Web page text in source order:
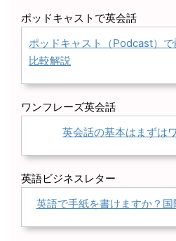
ポッドキャストで英会話
ポッドキャスト（Podcast）
比較解説
ワンフレーズ英会話
英会話の基本はまずは
英語ビジネスレター
英語で手紙を書けますか？国